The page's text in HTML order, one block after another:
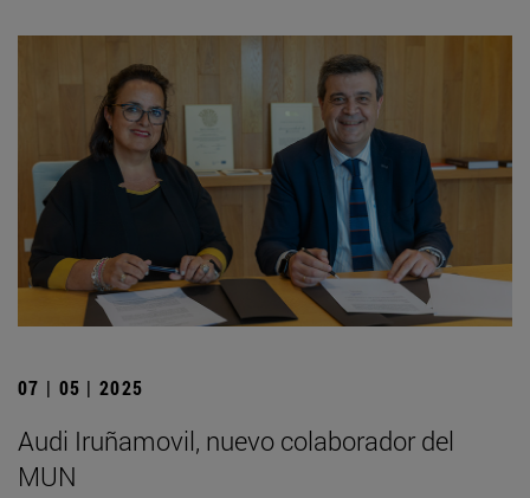
07 | 05 | 2025
Audi Iruñamovil, nuevo colaborador del
MUN